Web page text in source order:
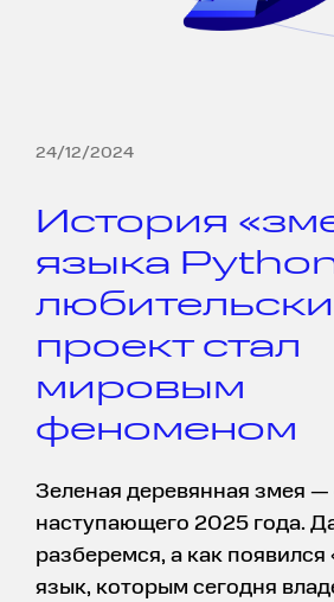
24/12/2024
История
языка
проект стал
мировым
феноменом
Зеленая деревянная змея
наступающего 2025 года.
разберемся, а как
язык, которым сегодня